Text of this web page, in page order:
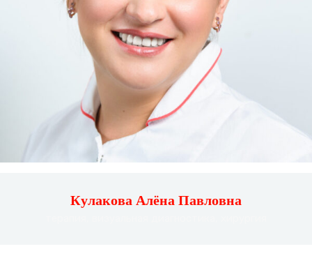
Кулакова Алёна Павловна